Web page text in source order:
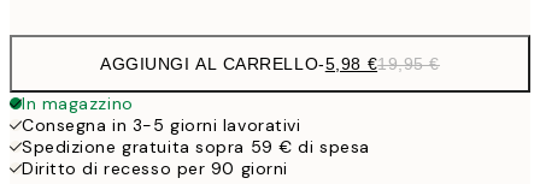
AGGIUNGI AL CARRELLO-5,98 €19,95 €
In magazzino
Consegna in 3-5 giorni lavorativi
Spedizione gratuita sopra 59 € di spesa
Diritto di recesso per 90 giorni